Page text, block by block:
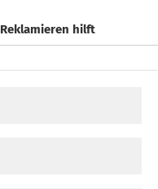
Reklamieren hilft